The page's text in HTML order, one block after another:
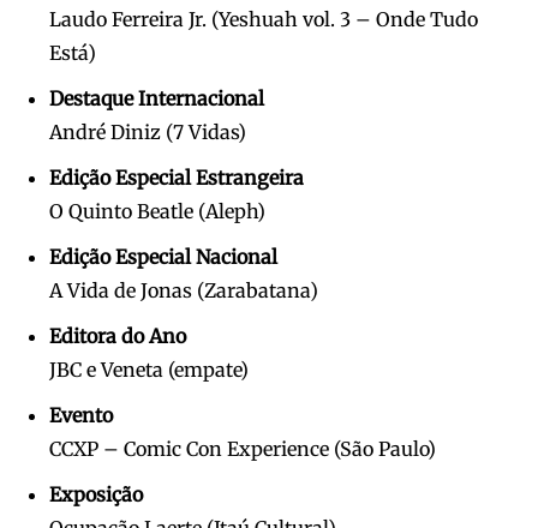
Laudo Ferreira Jr. (Yeshuah vol. 3 – Onde Tudo
Está)
Destaque Internacional
André Diniz (7 Vidas)
Edição Especial Estrangeira
O Quinto Beatle (Aleph)
Edição Especial Nacional
A Vida de Jonas (Zarabatana)
Editora do Ano
JBC e Veneta (empate)
Evento
CCXP – Comic Con Experience (São Paulo)
Exposição